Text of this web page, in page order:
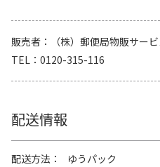
販売者
（株）郵便局物販サー
TEL
0120-315-116
配送情報
配送方法
ゆうパック